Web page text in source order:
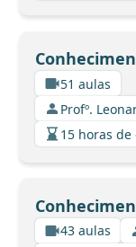
51 aulas
Profº.
15 horas de
43 aulas